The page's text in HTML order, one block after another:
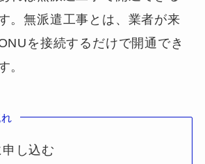
。無派遣工事とは、業者が来
を接続するだけで開通でき
。
し込む